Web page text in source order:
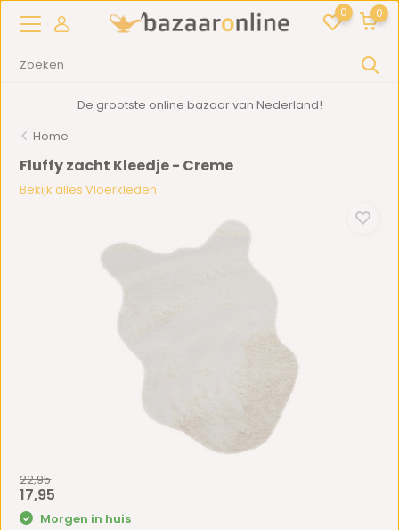
0 0
De grootste online bazaar van Nederland!
Home
Fluffy zacht Kleedje - Creme
Bekijk alles Vloerkleden
22,95
17,95
Morgen in huis